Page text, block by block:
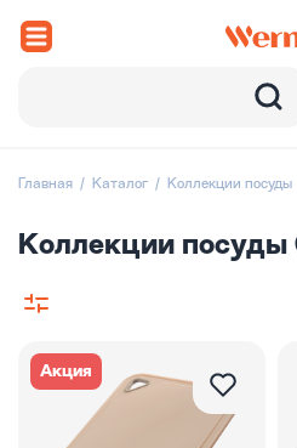
и ковши
Главная Каталог Коллекции посуды
Коллекции посуды
Акция